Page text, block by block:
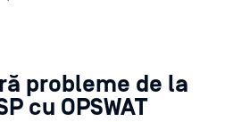
probleme de la
cu OPSWAT